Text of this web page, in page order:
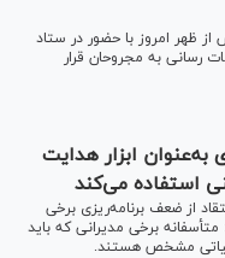
ظهر امروز با حضور در ستاد
رسانی به مجروحان قرار
ابزار هدایت
استفاده می‌کند
از ضعف برنامه‌ریزی برخی
برخی مدیرانی که باید
مشخص هستند.